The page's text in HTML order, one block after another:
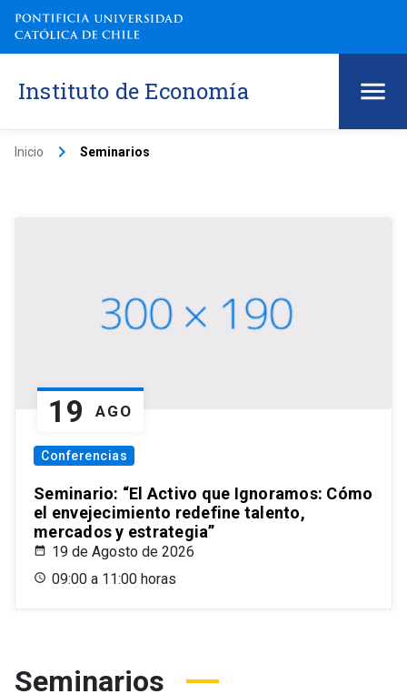
Instituto de Economía
Inicio keyboard_arrow_right Seminarios
19 AGO
Conferencias
Seminario: “El Activo que Ignoramos: Cómo
el envejecimiento redefine talento,
mercados y estrategia”
19 de Agosto de 2026
09:00 a 11:00 horas
Seminarios